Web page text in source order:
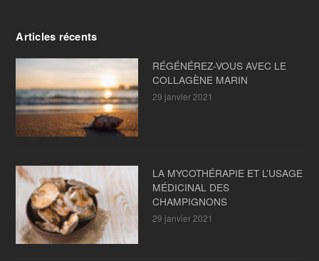
Articles récents
RÉGÉNÉREZ-VOUS AVEC LE
COLLAGÈNE MARIN
29 janvier 2021
LA MYCOTHÉRAPIE ET L’USAGE
MÉDICINAL DES
CHAMPIGNONS
29 janvier 2021